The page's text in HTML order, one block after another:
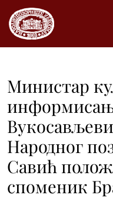
Министар
Народног
Савић
споменик